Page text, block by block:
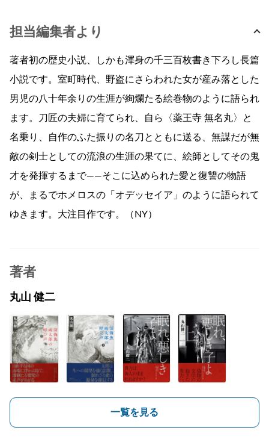
担当編集者より
著者初の歴史小説、しかも渾身の千三百枚書き下ろし長篇
小説です。室町時代、野盗にさらわれた女が産み落とした
男児の八十年余りの生涯が絢爛たる絵巻物のように語られ
ます。刀匠の夫婦に育てられ、自ら〈薬王寺 無名丸〉と
名乗り、自作のふた振りの名刀とともに送る、無謀だが無
敵の剣士としての流浪の生涯の果てに、絵師としてその鬼
才を発揮するまで——そこに込められた愛と復讐の物語
が、まるでホメロスの「オデッセイア」のように語られて
ゆきます。大注目作です。（NY）
著者
丸山 健二
一覧を見る